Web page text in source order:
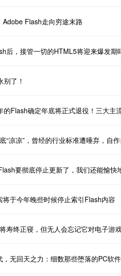
Adobe Flash走向穷途末路
后，接管一切的HTML5将迎来爆发期
别了！
的Flash确定年底将正式退役！三大主
“凉凉”，曾经的行业标准遭唾弃，自
要彻底停止更新了，我们还能愉快
将于今年晚些时候停止索引Flash内容
寿终正寝，但无人会忘记它对电子游
，无回天之力：细数那些堕落的PC软件